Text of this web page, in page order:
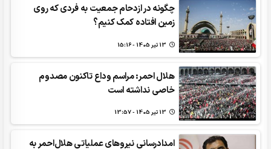
چگونه در ازدحام جمعیت به فردی که روی
زمین افتاده کمک کنیم؟
هلال احمر: مراسم وداع تاکنون مصدوم
خاصی نداشته است
امدادرسانی نیروهای عملیاتی هلال‌احمر به